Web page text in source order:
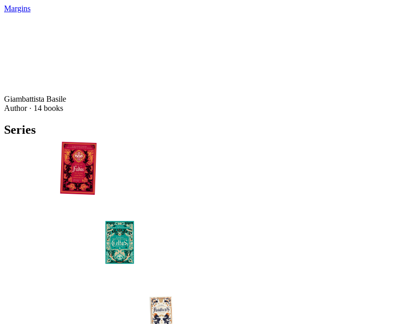
Margins
Giambattista Basile
Author · 14 books
Series